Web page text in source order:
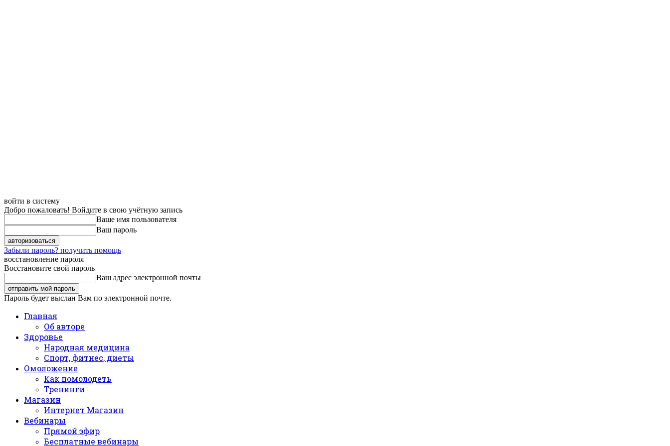
войти в систему
Добро пожаловать! Войдите в свою учётную запись
Ваше имя пользователя
Ваш пароль
Забыли пароль? получить помощь
восстановление пароля
Восстановите свой пароль
Ваш адрес электронной почты
Пароль будет выслан Вам по электронной почте.
Главная
Об авторе
Здоровье
Народная медицина
Спорт, фитнес, диеты
Омоложение
Как помолодеть
Тренинги
Магазин
Интернет Магазин
Вебинары
Прямой эфир
Бесплатные вебинары